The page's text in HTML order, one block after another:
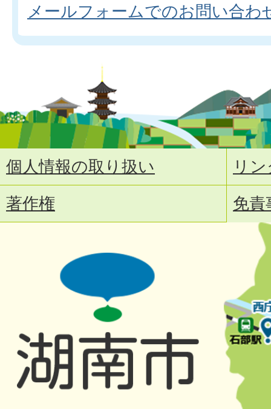
メールフォームでのお問い合わ
個人情報の取り扱い
リ
著作権
免責